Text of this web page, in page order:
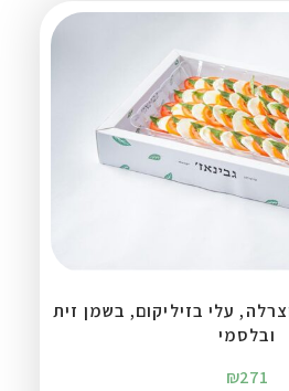
עלי בזיליקום, בשמן זית
ובלסמי
₪271